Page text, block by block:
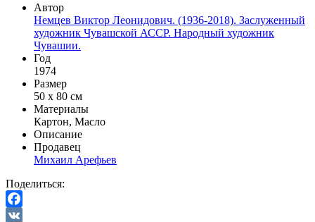
Автор
Немцев Виктор Леонидович. (1936-2018). Заслуженный
художник Чувашской АССР. Народный художник
Чувашии.
Год
1974
Размер
50 х 80 см
Материалы
Картон, Масло
Описание
Продавец
Михаил Арефьев
Поделиться:
Facebook